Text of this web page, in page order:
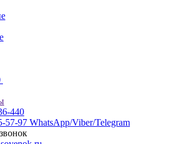
440
57-97 WhatsApp/Viber/Telegram